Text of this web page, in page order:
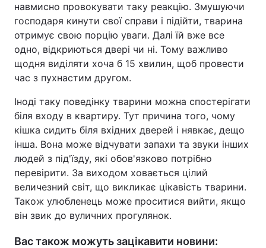
навмисно провокувати таку реакцію. Змушуючи
господаря кинути свої справи і підійти, тварина
отримує свою порцію уваги. Далі їй вже все
одно, відкриються двері чи ні. Тому важливо
щодня виділяти хоча б 15 хвилин, щоб провести
час з пухнастим другом.
Іноді таку поведінку тварини можна спостерігати
біля входу в квартиру. Тут причина того, чому
кішка сидить біля вхідних дверей і нявкає, дещо
інша. Вона може відчувати запахи та звуки інших
людей з під'їзду, які обов'язково потрібно
перевірити. За виходом ховається цілий
величезний світ, що викликає цікавість тварини.
Також улюбленець може проситися вийти, якщо
він звик до вуличних прогулянок.
Вас також можуть зацікавити новини: